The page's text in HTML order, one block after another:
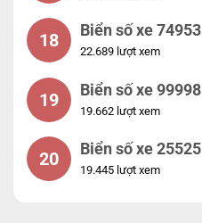
18 Biển số xe 74953
22.689 lượt xem
19 Biển số xe 99998
19.662 lượt xem
20 Biển số xe 25525
19.445 lượt xem